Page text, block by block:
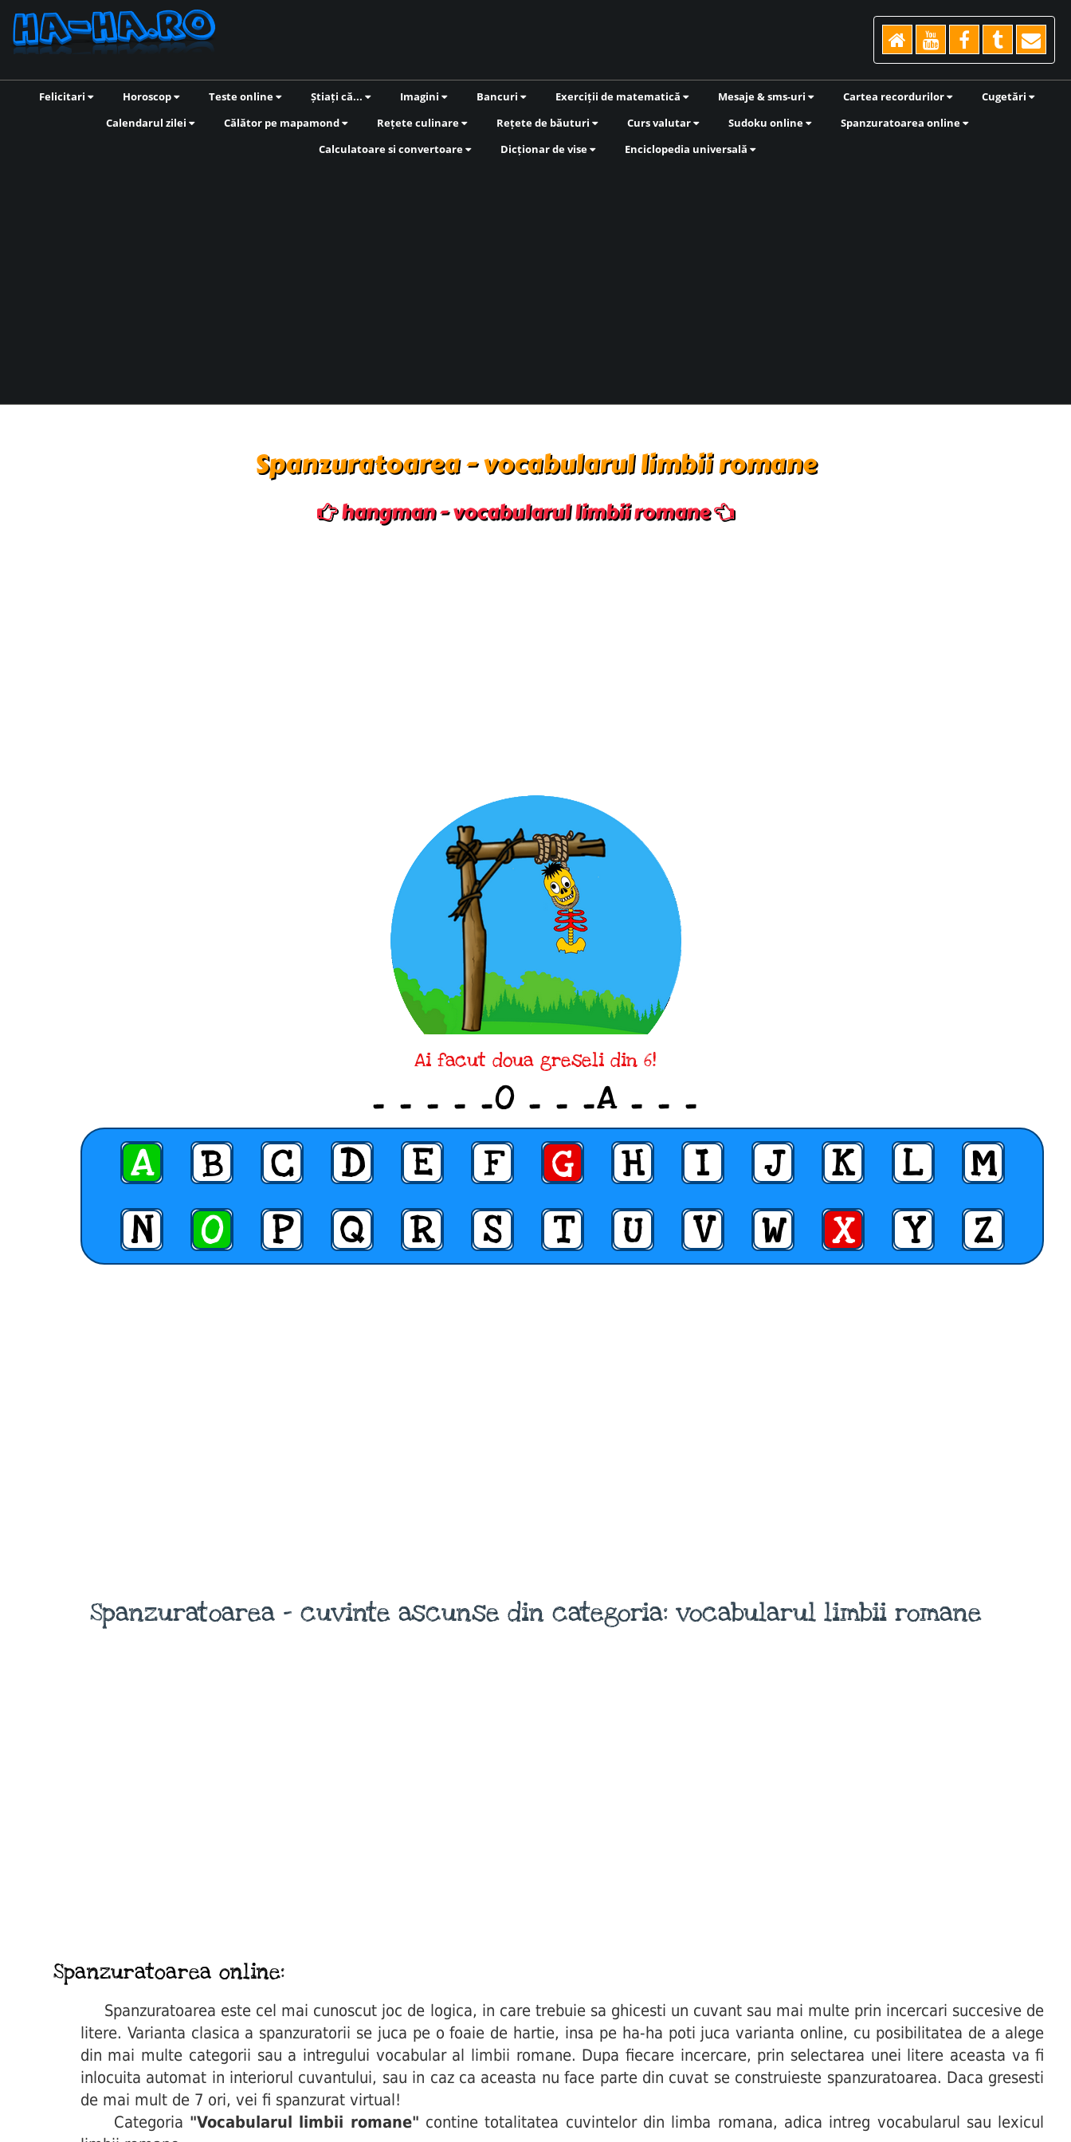
Felicitari Horoscop Teste online Știați că... Imagini Bancuri Exerciții de matematică Mesaje & sms-uri Cartea recordurilor
Cugetări
Calendarul zilei
Călător pe mapamond Rețete culinare Rețete de băuturi Curs valutar Sudoku online
Spanzuratoarea online
Calculatoare si convertoare
Dicționar de vise Enciclopedia universală
Spanzuratoarea - vocabularul limbii romane
hangman - vocabularul limbii romane
Ai facut doua greseli din 6!
_ _ _ _ _O _ _ _A _ _ _
A B C D E F G H I J K L
M
N
O P Q R S T U V W X Y Z
Spanzuratoarea - cuvinte ascunse din categoria: vocabularul limbii romane
Spanzuratoarea online:
Spanzuratoarea este cel mai cunoscut joc de logica, in care trebuie sa ghicesti un cuvant sau mai multe prin incercari succesive de
litere. Varianta clasica a spanzuratorii se juca pe o foaie de hartie, insa pe ha-ha poti juca varianta online, cu posibilitatea de a alege
din mai multe categorii sau a intregului vocabular al limbii romane. Dupa fiecare incercare, prin selectarea unei litere aceasta va fi
inlocuita automat in interiorul cuvantului, sau in caz ca aceasta nu face parte din cuvat se construieste spanzuratoarea. Daca gresesti
de mai mult de 7 ori, vei fi spanzurat virtual!
Categoria "Vocabularul limbii romane" contine totalitatea cuvintelor din limba romana, adica intreg vocabularul sau lexicul